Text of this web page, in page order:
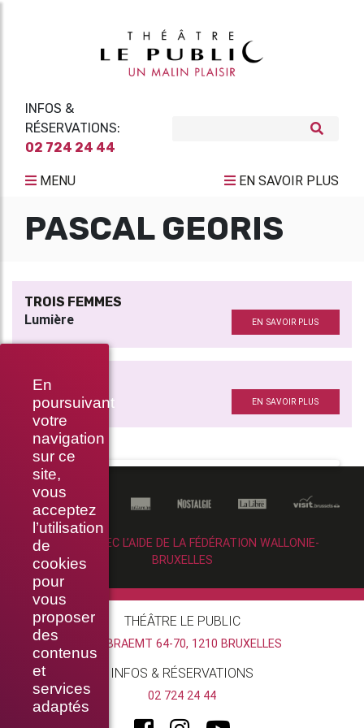
En
poursuivant
votre
navigation
sur ce
site,
vous
acceptez
l’utilisation
de
cookies
pour
vous
proposer
des
contenus
et
services
adaptés
INFOS &
RÉSERVATIONS:
02 724 24 44
MENU EN SAVOIR PLUS
PASCAL GEORIS
TROIS FEMMES
Lumière EN SAVOIR PLUS
SHERPA
Lumière EN SAVOIR PLUS
RÉALISÉ AVEC L’AIDE DE LA FÉDÉRATION WALLONIE-
BRUXELLES
THÉÂTRE LE PUBLIC
RUE BRAEMT 64-70, 1210 BRUXELLES
INFOS & RÉSERVATIONS
02 724 24 44